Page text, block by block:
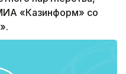
«Казинформ» со